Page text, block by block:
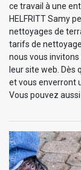
ce travail à une
HELFRITT Samy
nettoyages de
tarifs de
nous vous
leur site web. Dès
et vous enverront
Vous pouvez